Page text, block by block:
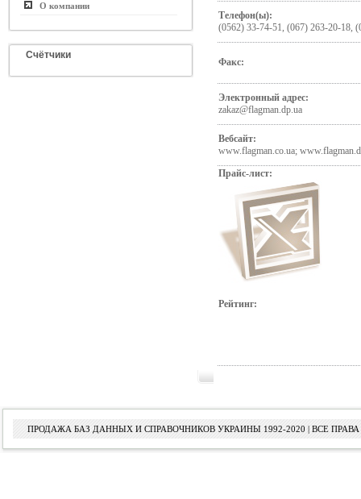
О компании
Счётчики
Телефон(ы):
(0562) 33-74-51, (067) 263-20-18,
Факс:
Электронный адрес:
zakaz@flagman.dp.ua
Вебсайт:
www.flagman.co.ua;
Прайс-лист:
Рейтинг:
ПРОДАЖА БАЗ ДАННЫХ И СПРАВОЧНИКОВ УКРАИНЫ 1992-2020 | ВСЕ